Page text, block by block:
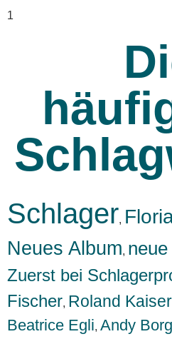
Schlager,
Neues Album,
Zuerst bei
Fischer, Roland Kaiser
Beatrice Egli, Andy Borg